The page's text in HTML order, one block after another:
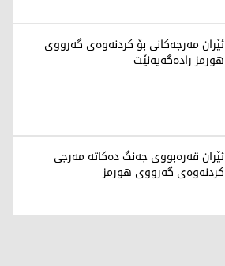
ئێران مەرجەکانی بۆ کردنەوەی گەرووی
هورمز رادەگەیەنێت
ئێران قەرەبووی جەنگ دەکاتە مەرجی
کردنەوەی گەرووی هورمز